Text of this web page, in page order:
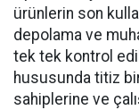
ürünlerin son
depolama ve
tek tek kontrol
hususunda titiz
sahiplerine ve